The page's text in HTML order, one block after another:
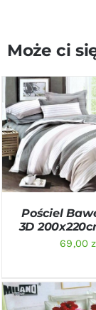
Może ci
DODAJ DO
SZCZEGÓŁY
Pościel
3D
69,00